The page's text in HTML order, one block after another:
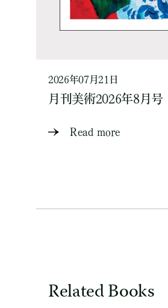
2026年07月21日
月刊美術2026年8月号
Read more
Related Books